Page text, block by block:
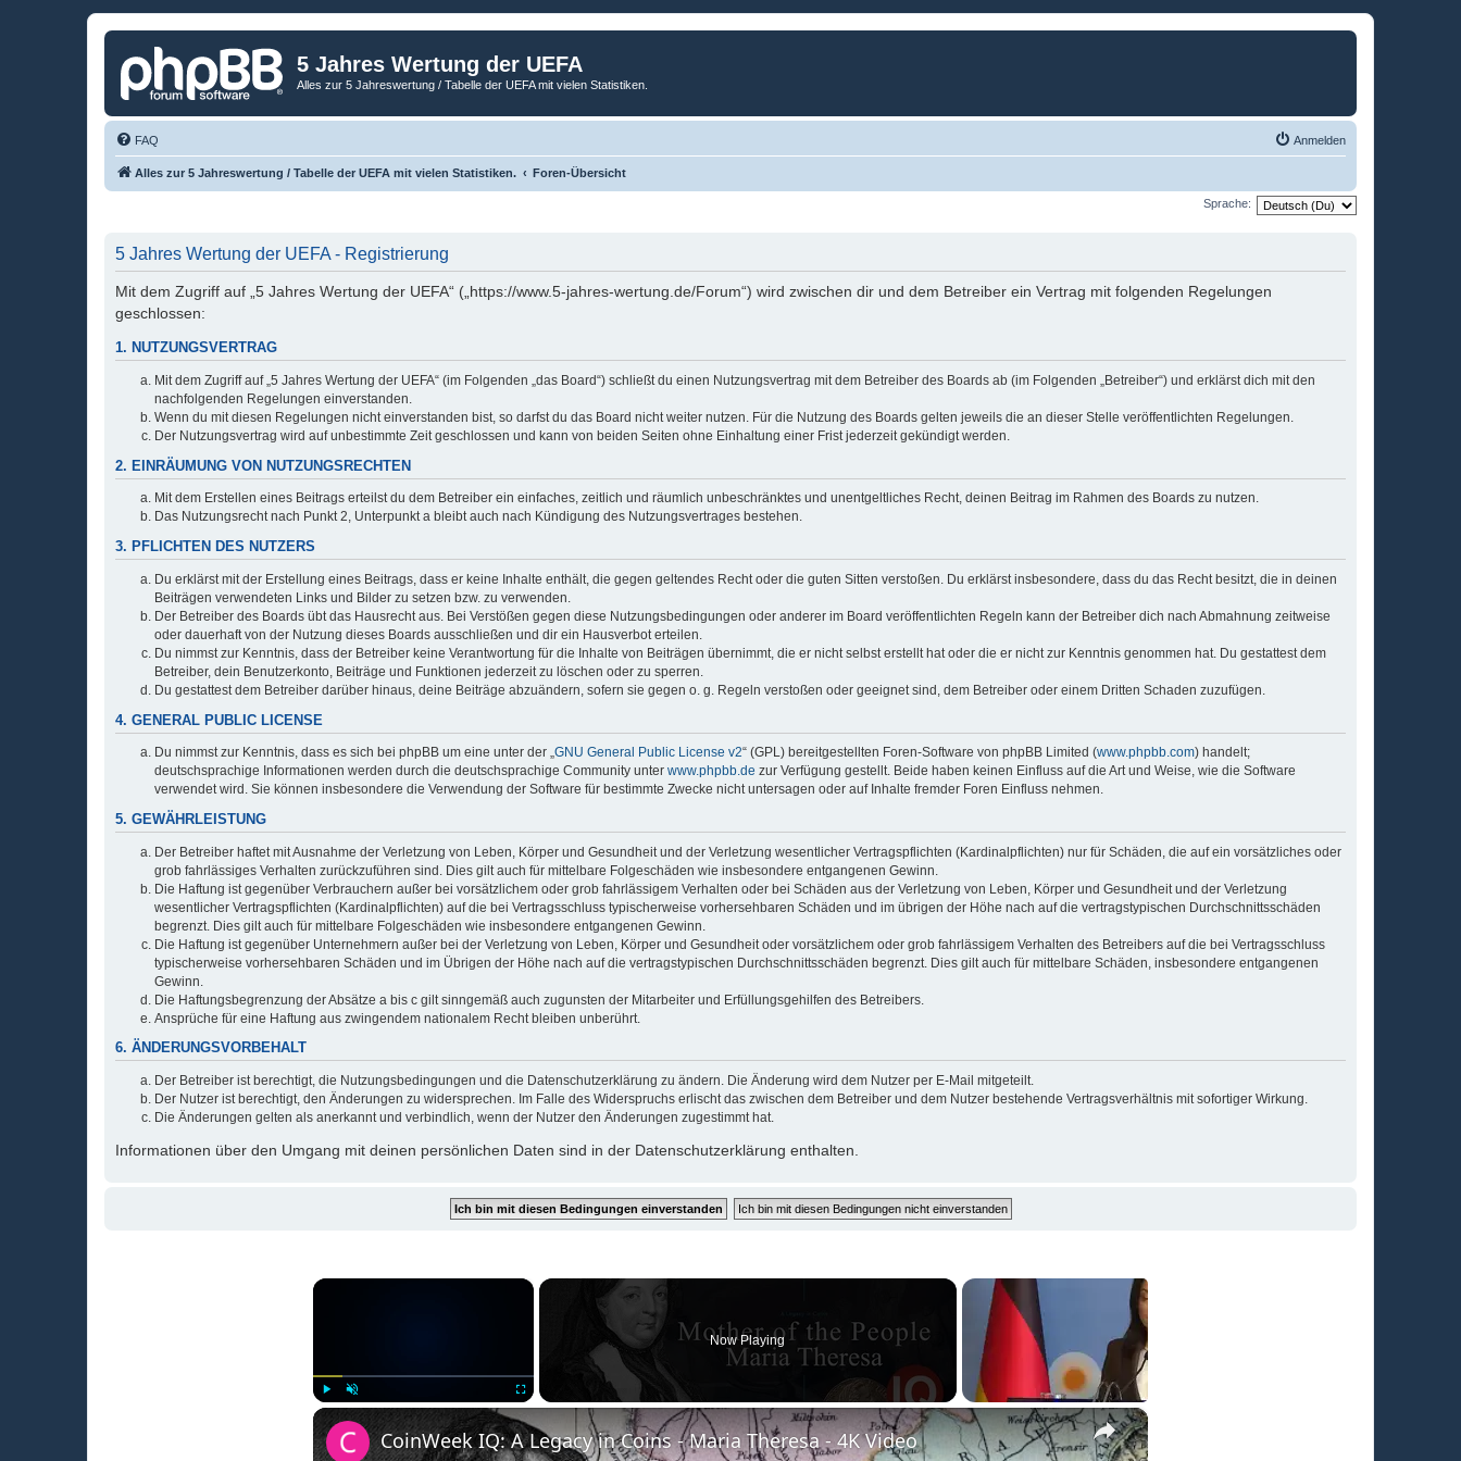
5 Jahres Wertung der UEFA
Alles zur 5 Jahreswertung / Tabelle der UEFA mit vielen Statistiken.
FAQ Anmelden
Alles zur 5 Jahreswertung / Tabelle der UEFA mit vielen Statistiken. Foren-Übersicht
Sprache:
5 Jahres Wertung der UEFA - Registrierung
Mit dem Zugriff auf „5 Jahres Wertung der UEFA“ („https://www.5-jahres-wertung.de/Forum“) wird zwischen dir und dem Betreiber ein Vertrag mit folgenden Regelungen
geschlossen:
1. NUTZUNGSVERTRAG
Mit dem Zugriff auf „5 Jahres Wertung der UEFA“ (im Folgenden „das Board“) schließt du einen Nutzungsvertrag mit dem Betreiber des Boards ab (im Folgenden „Betreiber“) und erklärst dich mit den
nachfolgenden Regelungen einverstanden.
Wenn du mit diesen Regelungen nicht einverstanden bist, so darfst du das Board nicht weiter nutzen. Für die Nutzung des Boards gelten jeweils die an dieser Stelle veröffentlichten Regelungen.
Der Nutzungsvertrag wird auf unbestimmte Zeit geschlossen und kann von beiden Seiten ohne Einhaltung einer Frist jederzeit gekündigt werden.
2. EINRÄUMUNG VON NUTZUNGSRECHTEN
Mit dem Erstellen eines Beitrags erteilst du dem Betreiber ein einfaches, zeitlich und räumlich unbeschränktes und unentgeltliches Recht, deinen Beitrag im Rahmen des Boards zu nutzen.
Das Nutzungsrecht nach Punkt 2, Unterpunkt a bleibt auch nach Kündigung des Nutzungsvertrages bestehen.
3. PFLICHTEN DES NUTZERS
Du erklärst mit der Erstellung eines Beitrags, dass er keine Inhalte enthält, die gegen geltendes Recht oder die guten Sitten verstoßen. Du erklärst insbesondere, dass du das Recht besitzt, die in deinen
Beiträgen verwendeten Links und Bilder zu setzen bzw. zu verwenden.
Der Betreiber des Boards übt das Hausrecht aus. Bei Verstößen gegen diese Nutzungsbedingungen oder anderer im Board veröffentlichten Regeln kann der Betreiber dich nach Abmahnung zeitweise
oder dauerhaft von der Nutzung dieses Boards ausschließen und dir ein Hausverbot erteilen.
Du nimmst zur Kenntnis, dass der Betreiber keine Verantwortung für die Inhalte von Beiträgen übernimmt, die er nicht selbst erstellt hat oder die er nicht zur Kenntnis genommen hat. Du gestattest dem
Betreiber, dein Benutzerkonto, Beiträge und Funktionen jederzeit zu löschen oder zu sperren.
Du gestattest dem Betreiber darüber hinaus, deine Beiträge abzuändern, sofern sie gegen o. g. Regeln verstoßen oder geeignet sind, dem Betreiber oder einem Dritten Schaden zuzufügen.
4. GENERAL PUBLIC LICENSE
Du nimmst zur Kenntnis, dass es sich bei phpBB um eine unter der „GNU General Public License v2“ (GPL) bereitgestellten Foren-Software von phpBB Limited (www.phpbb.com) handelt;
deutschsprachige Informationen werden durch die deutschsprachige Community unter www.phpbb.de zur Verfügung gestellt. Beide haben keinen Einfluss auf die Art und Weise, wie die Software
verwendet wird. Sie können insbesondere die Verwendung der Software für bestimmte Zwecke nicht untersagen oder auf Inhalte fremder Foren Einfluss nehmen.
5. GEWÄHRLEISTUNG
Der Betreiber haftet mit Ausnahme der Verletzung von Leben, Körper und Gesundheit und der Verletzung wesentlicher Vertragspflichten (Kardinalpflichten) nur für Schäden, die auf ein vorsätzliches oder
grob fahrlässiges Verhalten zurückzuführen sind. Dies gilt auch für mittelbare Folgeschäden wie insbesondere entgangenen Gewinn.
Die Haftung ist gegenüber Verbrauchern außer bei vorsätzlichem oder grob fahrlässigem Verhalten oder bei Schäden aus der Verletzung von Leben, Körper und Gesundheit und der Verletzung
wesentlicher Vertragspflichten (Kardinalpflichten) auf die bei Vertragsschluss typischerweise vorhersehbaren Schäden und im übrigen der Höhe nach auf die vertragstypischen Durchschnittsschäden
begrenzt. Dies gilt auch für mittelbare Folgeschäden wie insbesondere entgangenen Gewinn.
Die Haftung ist gegenüber Unternehmern außer bei der Verletzung von Leben, Körper und Gesundheit oder vorsätzlichem oder grob fahrlässigem Verhalten des Betreibers auf die bei Vertragsschluss
typischerweise vorhersehbaren Schäden und im Übrigen der Höhe nach auf die vertragstypischen Durchschnittsschäden begrenzt. Dies gilt auch für mittelbare Schäden, insbesondere entgangenen
Gewinn.
Die Haftungsbegrenzung der Absätze a bis c gilt sinngemäß auch zugunsten der Mitarbeiter und Erfüllungsgehilfen des Betreibers.
Ansprüche für eine Haftung aus zwingendem nationalem Recht bleiben unberührt.
6. ÄNDERUNGSVORBEHALT
Der Betreiber ist berechtigt, die Nutzungsbedingungen und die Datenschutzerklärung zu ändern. Die Änderung wird dem Nutzer per E-Mail mitgeteilt.
Der Nutzer ist berechtigt, den Änderungen zu widersprechen. Im Falle des Widerspruchs erlischt das zwischen dem Betreiber und dem Nutzer bestehende Vertragsverhältnis mit sofortiger Wirkung.
Die Änderungen gelten als anerkannt und verbindlich, wenn der Nutzer den Änderungen zugestimmt hat.
Informationen über den Umgang mit deinen persönlichen Daten sind in der Datenschutzerklärung enthalten.
×
Now Playing
×
CoinWeek IQ: A Legacy in Coins - Maria Theresa - 4K Video